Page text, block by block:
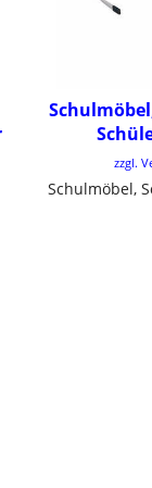
zzgl.